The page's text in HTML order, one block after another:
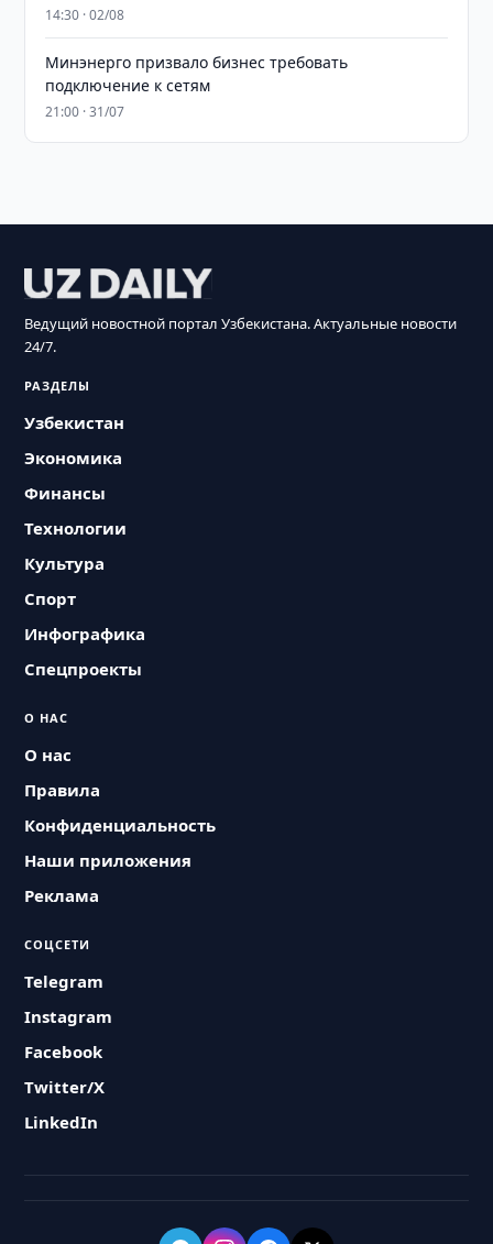
14:30 · 02/08
Минэнерго призвало бизнес требовать
подключение к сетям
21:00 · 31/07
Ведущий новостной портал Узбекистана. Актуальные новости
24/7.
РАЗДЕЛЫ
Узбекистан
Экономика
Финансы
Технологии
Культура
Спорт
Инфографика
Спецпроекты
О НАС
О нас
Правила
Конфиденциальность
Наши приложения
Реклама
СОЦСЕТИ
Telegram
Instagram
Facebook
Twitter/X
LinkedIn